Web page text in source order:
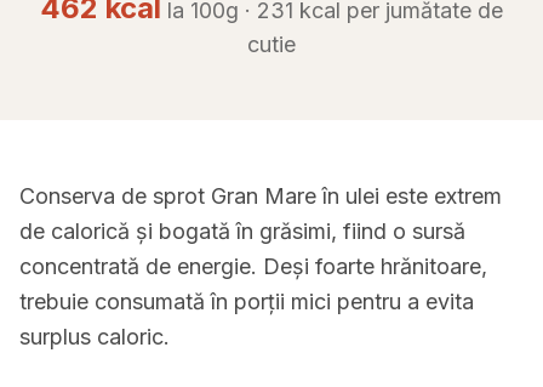
462 kcal la 100g · 231 kcal per jumătate de
cutie
Conserva de sprot Gran Mare în ulei este extrem
de calorică și bogată în grăsimi, fiind o sursă
concentrată de energie. Deși foarte hrănitoare,
trebuie consumată în porții mici pentru a evita
surplus caloric.